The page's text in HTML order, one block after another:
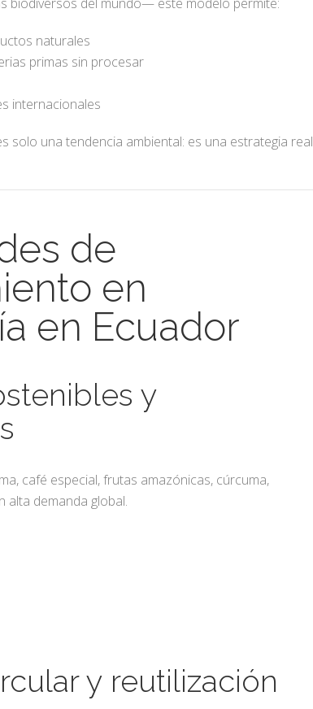
naturales
primas sin procesar
internacionales
solo una tendencia ambiental: es una estrategia real
de
en
en Ecuador
y
café especial, frutas amazónicas, cúrcuma,
alta demanda global.
y reutilización